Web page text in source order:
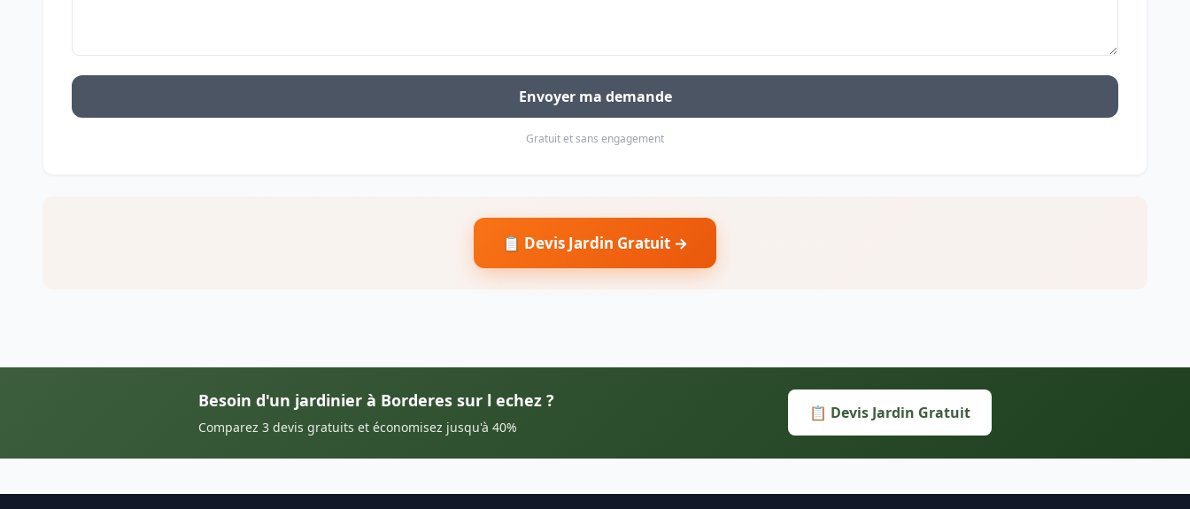
Envoyer ma demande
Gratuit et sans engagement
📋 Devis Jardin Gratuit →
Besoin d'un jardinier à Borderes sur l echez ?
Comparez 3 devis gratuits et économisez jusqu'à 40%
📋 Devis Jardin Gratuit